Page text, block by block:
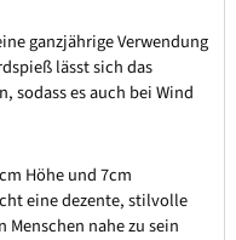
ganzjährige Verwendung
lässt sich das
sodass es auch bei Wind
Höhe und 7cm
eine dezente, stilvolle
nahe zu sein